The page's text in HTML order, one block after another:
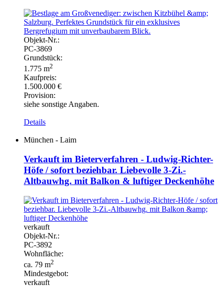
Objekt-Nr.:
PC-3869
Grundstück:
1.775 m2
Kaufpreis:
1.500.000 €
Provision:
siehe sonstige Angaben.
Details
München - Laim
Verkauft im Bieterverfahren - Ludwig-Richter-
Höfe / sofort beziehbar. Liebevolle 3-Zi.-
Altbauwhg. mit Balkon & luftiger Deckenhöhe
verkauft
Objekt-Nr.:
PC-3892
Wohnfläche:
ca. 79 m2
Mindestgebot:
verkauft